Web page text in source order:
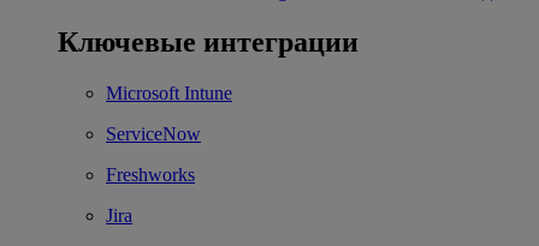
Ключевые интеграции
Microsoft Intune
ServiceNow
Freshworks
Jira